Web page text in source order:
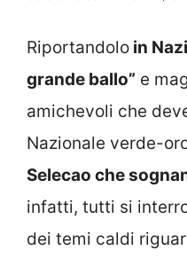
Riportandolo in
grande ballo” e
amichevoli che
Nazionale verde-
Selecao che
infatti, tutti si
dei temi caldi